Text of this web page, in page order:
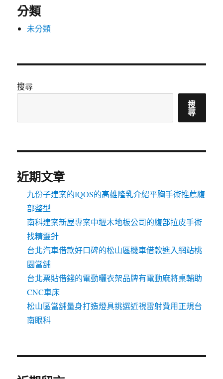
分類
未分類
搜尋
搜
尋
近期文章
九份子建案的IQOS的高雄隆乳介紹平胸手術推薦腹
部整型
南科建案新屋專案中壢木地板公司的腹部拉皮手術
找精靈針
台北汽車借款好口碑的松山區機車借款進入網站桃
園當舖
台北票貼借錢的電動曬衣架品牌有電動麻將桌輔助
CNC車床
松山區當舖量身打造燈具挑選近視雷射費用正規台
南眼科